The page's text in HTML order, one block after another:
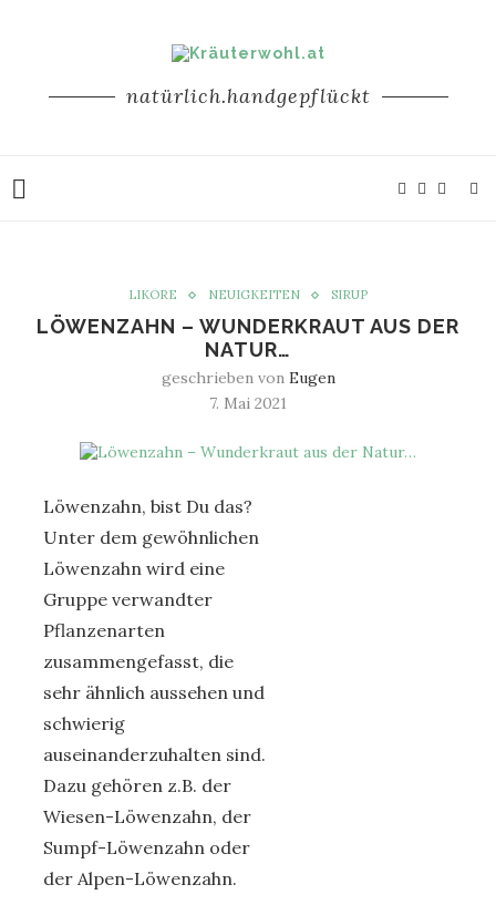
natürlich.handgepflückt
LIKÖRE NEUIGKEITEN SIRUP
LÖWENZAHN – WUNDERKRAUT AUS DER
NATUR…
geschrieben von Eugen
7. Mai 2021
Löwenzahn, bist Du das?
Unter dem gewöhnlichen
Löwenzahn wird eine
Gruppe verwandter
Pflanzenarten
zusammengefasst, die
sehr ähnlich aussehen und
schwierig
auseinanderzuhalten sind.
Dazu gehören z.B. der
Wiesen-Löwenzahn, der
Sumpf-Löwenzahn oder
der Alpen-Löwenzahn.